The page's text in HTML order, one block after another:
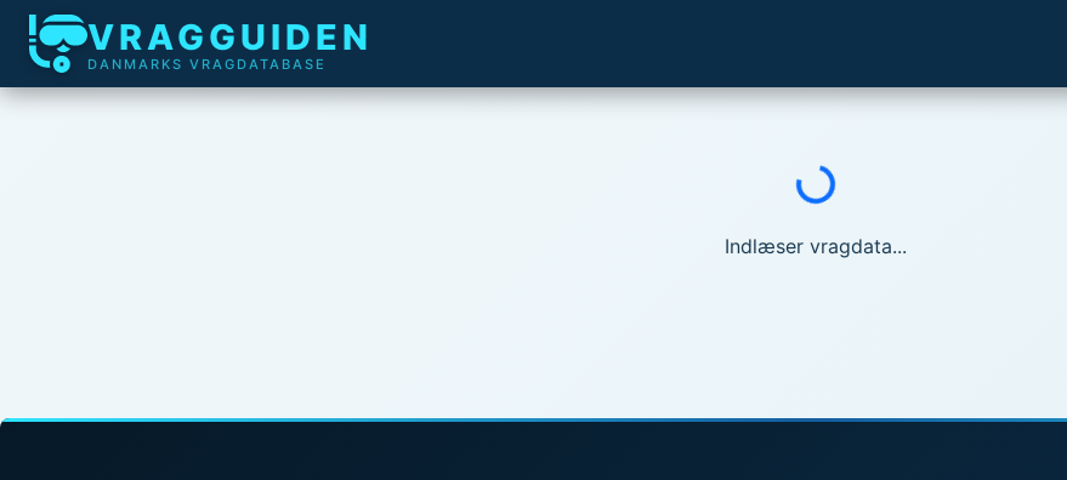
VRAGGUIDEN
DANMARKS VRAGDATABASE
Indlæser...
Indlæser vragdata...